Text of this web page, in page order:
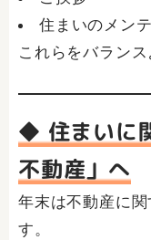
住まいのメン
これらをバラン
◆ 住まいに
不動産」へ
年末は不動産に
す。